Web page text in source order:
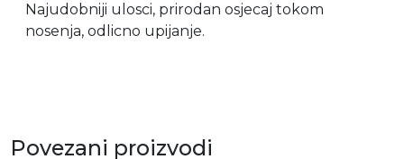
Najudobniji ulosci, prirodan osjecaj tokom
nosenja, odlicno upijanje.
Povezani proizvodi